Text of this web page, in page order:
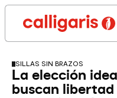
SILLAS SIN BRAZOS
La elección
buscan